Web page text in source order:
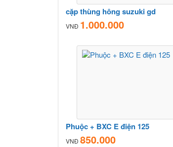
cặp thùng hông suzuki gd
VNĐ 1.000.000
Phuộc + BXC E điện 125
VNĐ 850.000